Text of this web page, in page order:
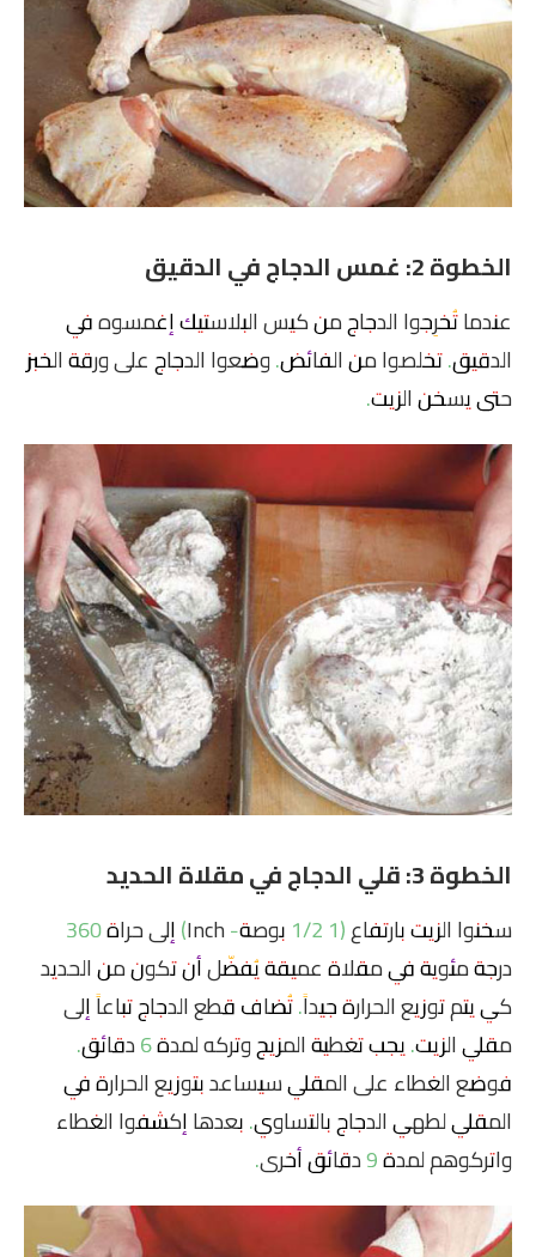
الخطوة 2: غمس الدجاج في الدقيق
عندما تُخرِجوا الدجاج من كيس البلاستيك إغمسوه في
الدقيق. تخلصوا من الفائض. وضعوا الدجاج على ورقة الخبز
حتى يسخن الزيت.
الخطوة 3: قلي الدجاج في مقلاة الحديد
سخنوا الزيت بارتفاع (1 1/2 بوصة- Inch) إلى حراة 360
درجة مئوية في مقلاة عميقة يُفضّل أن تكون من الحديد
كي يتم توزيع الحرارة جيداً. تُضاف قطع الدجاج تباعاً إلى
مقلي الزيت. يجب تغطية المزيج وتركه لمدة 6 دقائق.
فوضع الغطاء على المقلي سيساعد بتوزيع الحرارة في
المقلي لطهي الدجاج بالتساوي. بعدها إكشفوا الغطاء
واتركوهم لمدة 9 دقائق أخرى.